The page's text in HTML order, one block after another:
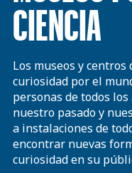
CIENCIA
Los museos y
curiosidad por el
personas de todos
nuestro pasado y
a instalaciones de
encontrar nuevas
curiosidad en su